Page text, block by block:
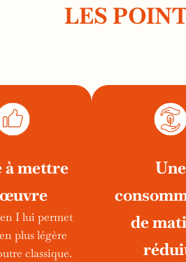
LES
à mettre
I lui permet
plus légère
classique.
Une
de